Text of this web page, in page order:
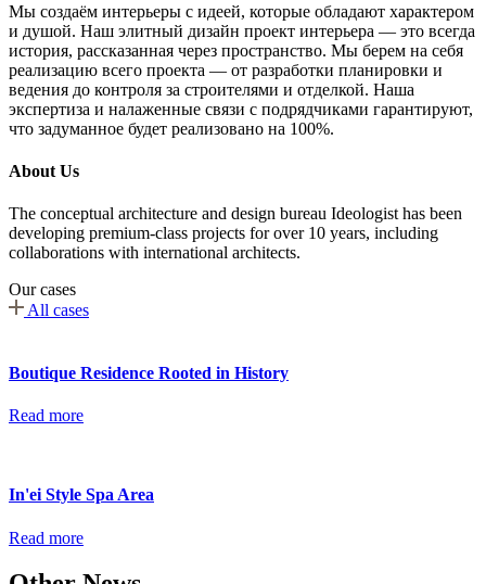
Мы создаём интерьеры с идеей, которые обладают характером
и душой. Наш элитный дизайн проект интерьера — это всегда
история, рассказанная через пространство. Мы берем на себя
реализацию всего проекта — от разработки планировки и
ведения до контроля за строителями и отделкой. Наша
экспертиза и налаженные связи с подрядчиками гарантируют,
что задуманное будет реализовано на 100%.
About Us
The conceptual architecture and design bureau Ideologist has been
developing premium-class projects for over 10 years, including
collaborations with international architects.
Our cases
All cases
Boutique Residence Rooted in History
Read more
In'ei Style Spa Area
Read more